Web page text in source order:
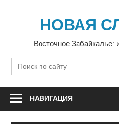
содержимомуНОВАЯ
Восточное Забайкалье:
Search
for:
НАВИГАЦИЯ